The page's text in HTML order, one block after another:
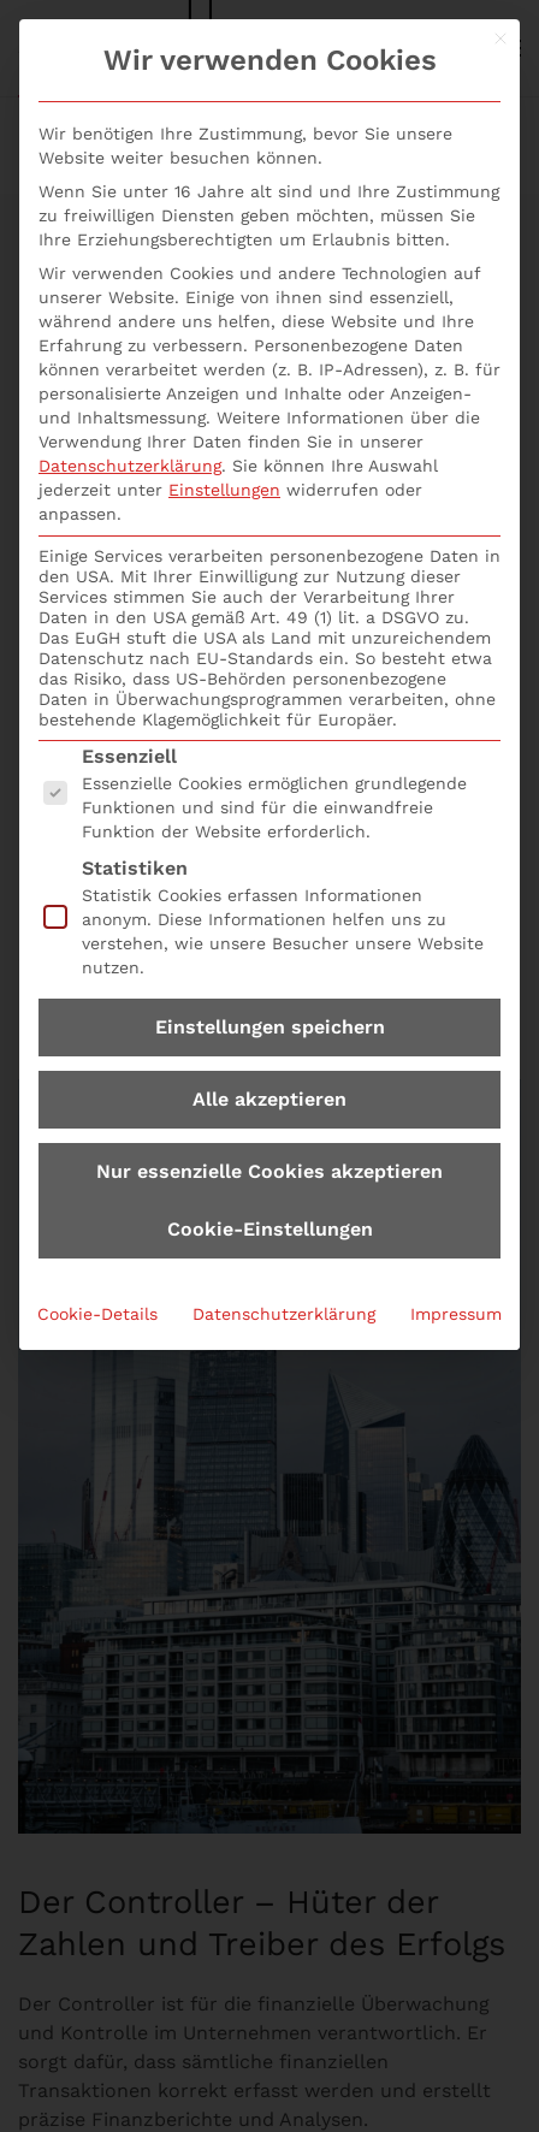
Skip to main content
S+P NEWS
Der Controller –
Hüter der Zahlen
und Treiber des
Erfolgs
Seminare Controlling Lehrgang CFO
In jedem Unternehmen spielt dasControllingeine
entscheidende Rolle bei der Steuerung und
Überwachung der finanziellen Leistung und des
Erfolgs.
Ein zentraler Akteur in diesem Prozess ist der
Controller, der als „Hüter der Zahlen und Treiber des
In diesem Blogbeitrag werden wir eingehend
beleuchten, welche wichtigeRolle der Controller
einem Unternehmen einnimmt und wie er als
Der Controller – Hüter der
Zahlen und Treiber des Erfolgs
Der Controller ist für die finanzielle Überwachung
und Kontrolle im Unternehmen verantwortlich. Er
sorgt dafür, dass sämtliche finanziellen
Transaktionen korrekt erfasst werden und erstellt
präzise Finanzberichte und Analysen.
Mit
Wir verwenden Cookies
Wir benötigen Ihre Zustimmung, bevor Sie unsere
Website weiter besuchen können.
Wenn Sie unter 16 Jahre alt sind und Ihre Zustimmung
zu freiwilligen Diensten geben möchten, müssen Sie
Ihre Erziehungsberechtigten um Erlaubnis bitten.
Wir verwenden Cookies und andere Technologien auf
unserer Website. Einige von ihnen sind essenziell,
während andere uns helfen, diese Website und Ihre
Erfahrung zu verbessern. Personenbezogene Daten
können verarbeitet werden (z. B. IP-Adressen), z. B. für
personalisierte Anzeigen und Inhalte oder Anzeigen-
und Inhaltsmessung. Weitere Informationen über die
Verwendung Ihrer Daten finden Sie in unserer
Datenschutzerklärung. Sie können Ihre Auswahl
jederzeit unter Einstellungen widerrufen oder
anpassen.
Einige Services verarbeiten personenbezogene Daten in
den USA. Mit Ihrer Einwilligung zur Nutzung dieser
Services stimmen Sie auch der Verarbeitung Ihrer
Daten in den USA gemäß Art. 49 (1) lit. a DSGVO zu.
Das EuGH stuft die USA als Land mit unzureichendem
Datenschutz nach EU-Standards ein. So besteht etwa
das Risiko, dass US-Behörden personenbezogene
Daten in Überwachungsprogrammen verarbeiten, ohne
bestehende Klagemöglichkeit für Europäer.
Es folgt eine Liste der Service-Gruppen, für die
Essenziell
Essenzielle Cookies ermöglichen grundlegende
Funktionen und sind für die einwandfreie
Funktion der Website erforderlich.
Statistiken
Statistik Cookies erfassen Informationen
anonym. Diese Informationen helfen uns zu
verstehen, wie unsere Besucher unsere Website
nutzen.
Einstellungen speichern
Alle akzeptieren
Nur essenzielle Cookies akzeptieren
Cookie-Einstellungen
Cookie-Details Datenschutzerklärung Impressum